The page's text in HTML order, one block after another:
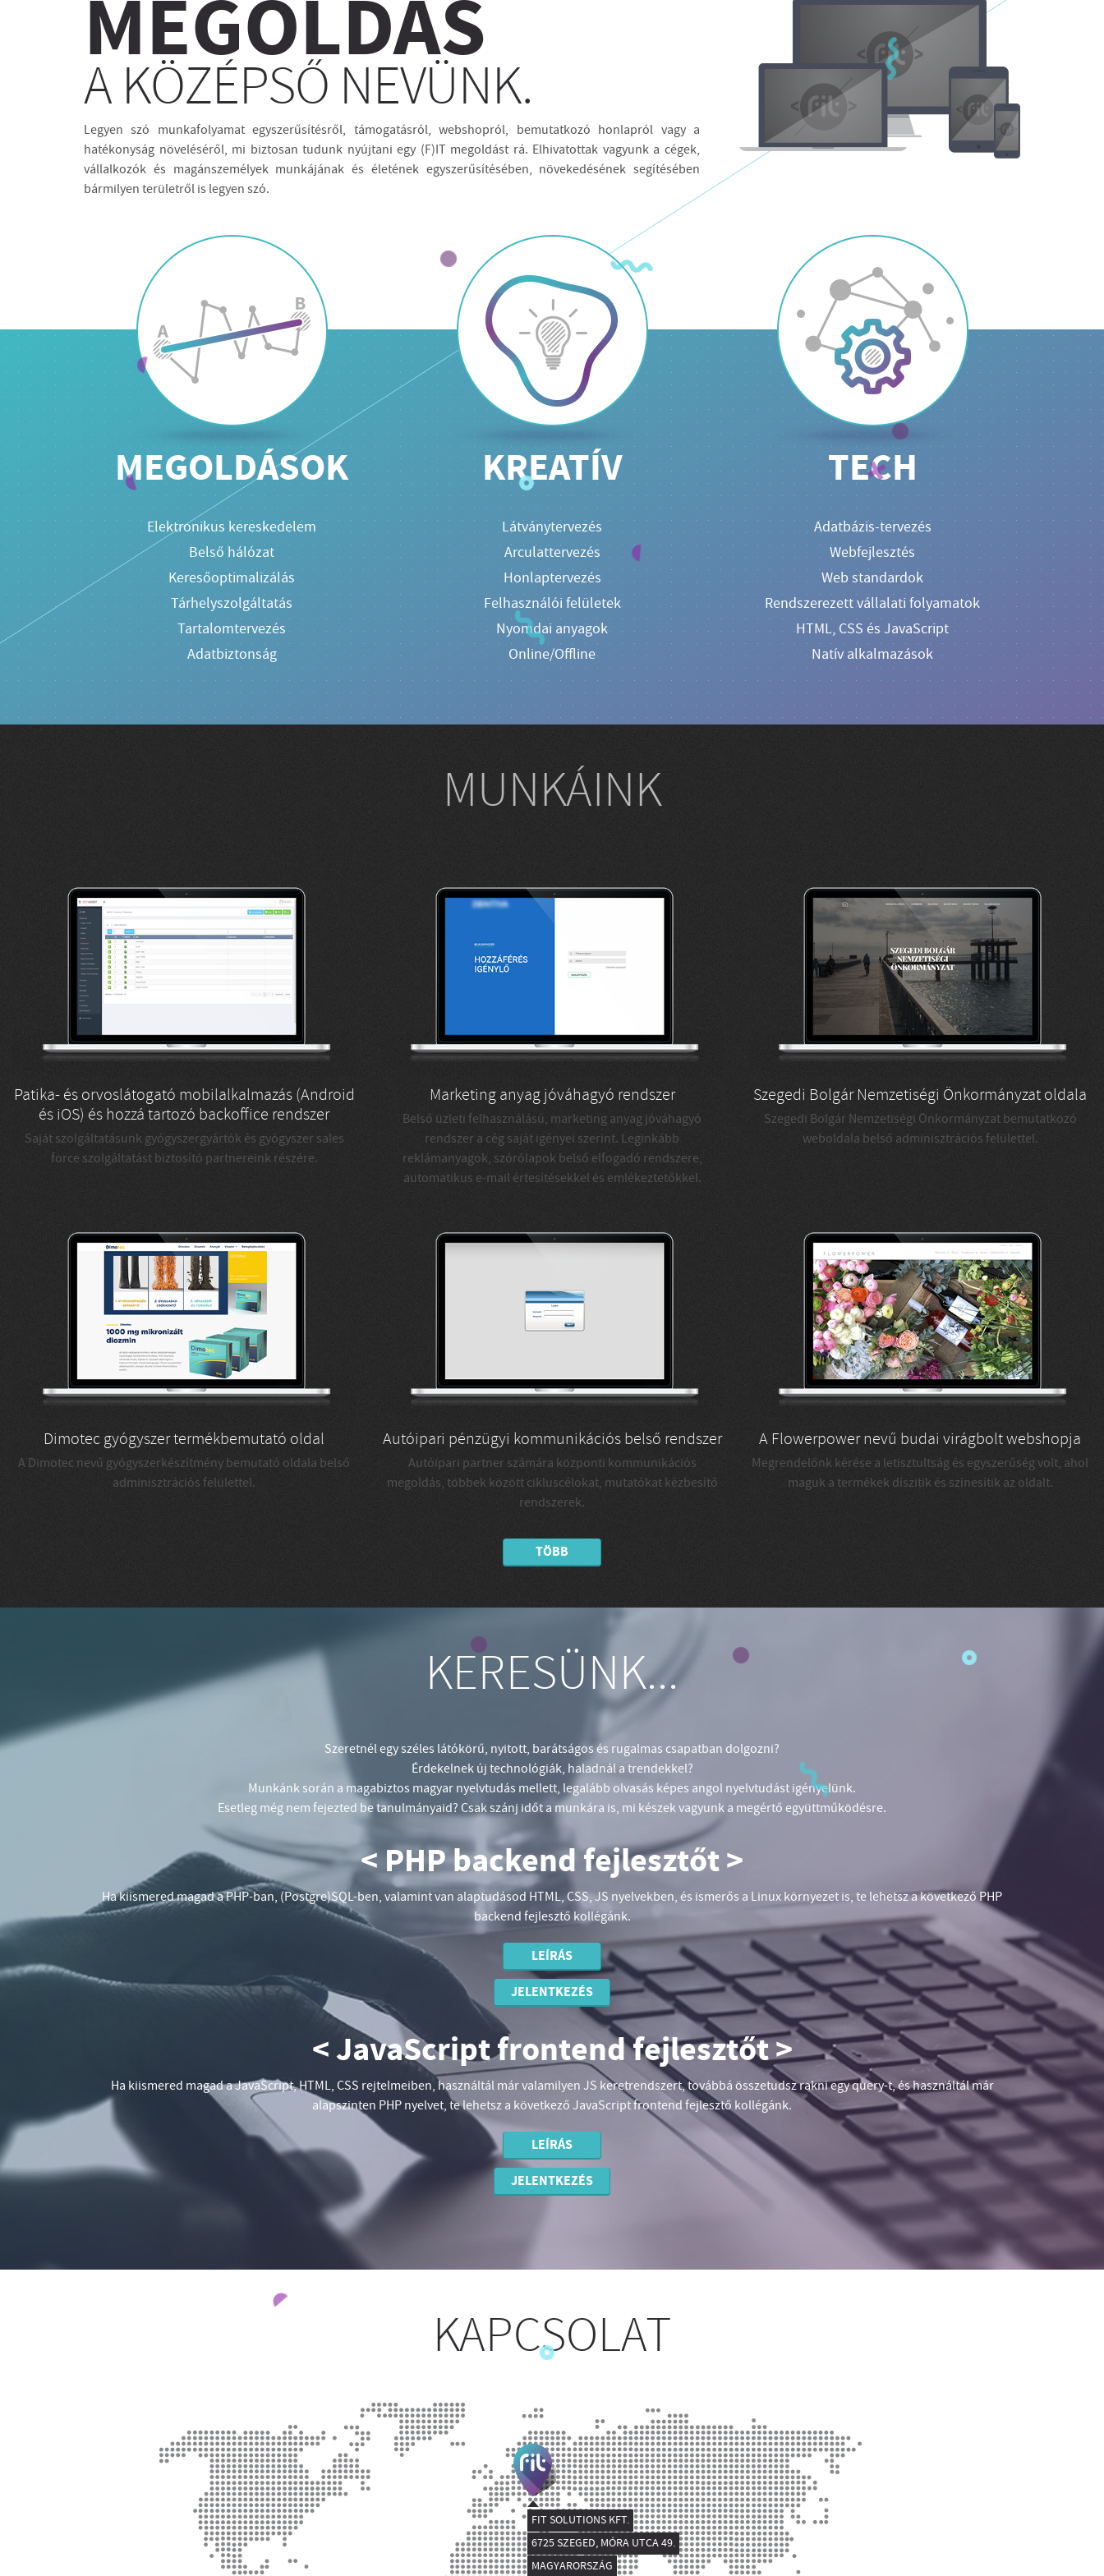
MEGOLDÁS
A KÖZÉPSŐ NEVÜNK.
Legyen szó munkafolyamat egyszerűsítésről, támogatásról, webshopról, bemutatkozó honlapról vagy a
hatékonyság növeléséről, mi biztosan tudunk nyújtani egy (F)IT megoldást rá. Elhivatottak vagyunk a cégek,
vállalkozók és magánszemélyek munkájának és életének egyszerűsítésében, növekedésének segítésében
bármilyen területről is legyen szó.
MEGOLDÁSOK
Elektronikus kereskedelem
Belső hálózat
Keresőoptimalizálás
Tárhelyszolgáltatás
Tartalomtervezés
Adatbiztonság
KREATÍV
Látványtervezés
Arculattervezés
Honlaptervezés
Felhasználói felületek
Nyomdai anyagok
Online/Offline
TECH
Adatbázis-tervezés
Webfejlesztés
Web standardok
Rendszerezett vállalati folyamatok
HTML, CSS és JavaScript
Natív alkalmazások
MUNKÁINK
Patika- és orvoslátogató mobilalkalmazás (Android
és iOS) és hozzá tartozó backoffice rendszer
Saját szolgáltatásunk gyógyszergyártók és gyógyszer sales
force szolgáltatást biztosító partnereink részére.
Marketing anyag jóváhagyó rendszer
Belső üzleti felhasználású, marketing anyag jóváhagyó
rendszer a cég saját igényei szerint. Leginkább
reklámanyagok, szórólapok belső elfogadó rendszere,
automatikus e-mail értesítésekkel és emlékeztetőkkel.
Szegedi Bolgár Nemzetiségi Önkormányzat oldala
Szegedi Bolgár Nemzetiségi Önkormányzat bemutatkozó
weboldala belső adminisztrációs felülettel.
Dimotec gyógyszer termékbemutató oldal
A Dimotec nevű gyógyszerkészítmény bemutató oldala belső
adminisztrációs felülettel.
Autóipari pénzügyi kommunikációs belső rendszer
Autóipari partner számára központi kommunikációs
megoldás, többek között cikluscélokat, mutatókat kézbesítő
rendszerek.
A Flowerpower nevű budai virágbolt webshopja
Megrendelőnk kérése a letisztultság és egyszerűség volt, ahol
maguk a termékek díszitik és színesítik az oldalt.
TÖBB
KERESÜNK...
Szeretnél egy széles látókörű, nyitott, barátságos és rugalmas csapatban dolgozni?
Érdekelnek új technológiák, haladnál a trendekkel?
Munkánk során a magabiztos magyar nyelvtudás mellett, legalább olvasás képes angol nyelvtudást igényelünk.
Esetleg még nem fejezted be tanulmányaid? Csak szánj időt a munkára is, mi készek vagyunk a megértő együttműködésre.
< PHP backend fejlesztőt >
Ha kiismered magad a PHP-ban, (Postgre)SQL-ben, valamint van alaptudásod HTML, CSS, JS nyelvekben, és ismerős a Linux környezet is, te lehetsz a következő PHP
backend fejlesztő kollégánk.
LEÍRÁS
JELENTKEZÉS
< JavaScript frontend fejlesztőt >
Ha kiismered magad a JavaScript, HTML, CSS rejtelmeiben, használtál már valamilyen JS keretrendszert, továbbá összetudsz rakni egy query-t, és használtál már
alapszinten PHP nyelvet, te lehetsz a következő JavaScript frontend fejlesztő kollégánk.
LEÍRÁS
JELENTKEZÉS
KAPCSOLAT
FIT SOLUTIONS KFT.
6725 SZEGED, MÓRA UTCA 49.
MAGYARORSZÁG